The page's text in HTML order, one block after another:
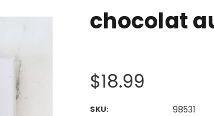
chocolat
$18.99
SKU: 98531